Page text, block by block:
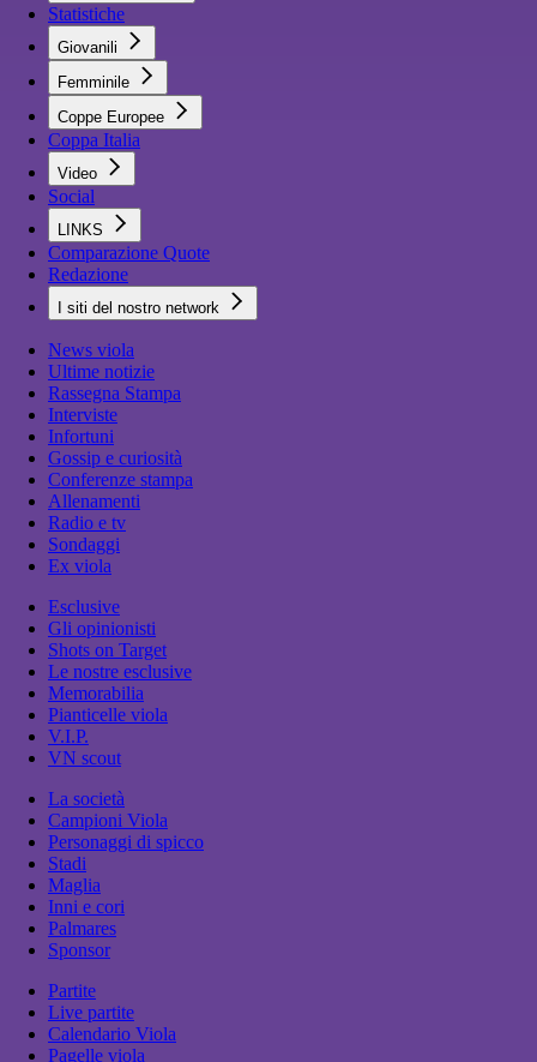
Statistiche
Giovanili
Femminile
Coppe Europee
Coppa Italia
Video
Social
LINKS
Comparazione Quote
Redazione
I siti del nostro network
News viola
Ultime notizie
Rassegna Stampa
Interviste
Infortuni
Gossip e curiosità
Conferenze stampa
Allenamenti
Radio e tv
Sondaggi
Ex viola
Esclusive
Gli opinionisti
Shots on Target
Le nostre esclusive
Memorabilia
Pianticelle viola
V.I.P.
VN scout
La società
Campioni Viola
Personaggi di spicco
Stadi
Maglia
Inni e cori
Palmares
Sponsor
Partite
Live partite
Calendario Viola
Pagelle viola